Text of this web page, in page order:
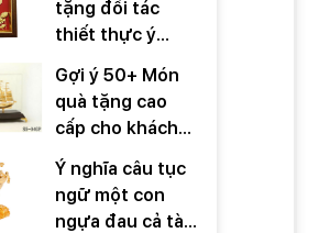
tặng đối tác
thiết thực ý
Gợi ý 50+ Món
quà tặng cao
cấp cho khách
hàng ý nghĩa
trong những dịp
đặc biệt
Ý nghĩa câu tục
ngữ một con
ngựa đau cả tàu